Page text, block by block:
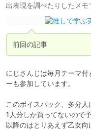
出表現を調べたりしたメモ
前回の記事
にじさんじは毎月テーマ
ーも参加しています。
このボイスパック、多分
1人分しか買ってないので
以降のはとりあえず乙女